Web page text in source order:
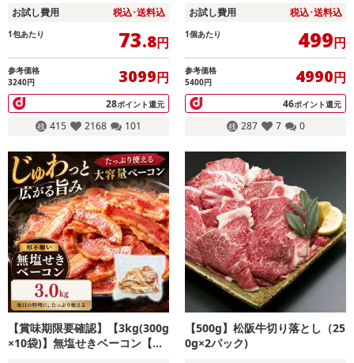
お試し費用 税込･送料込
1包あたり 73.8円
参考価格
3240円
3099円
28ポイント還元
415 2168 101
お試し費用 税込･送料込
1個あたり 499円
参考価格
5400円
4990円
46ポイント還元
287 7 0
【賞味期限要確認】【3kg(300g
×10袋)】無塩せきベーコン【形
【500g】松阪牛切り落とし（25
0g×2パック)